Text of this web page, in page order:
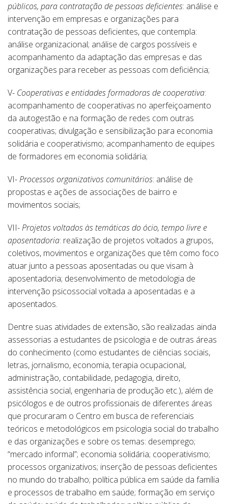
públicos, para contratação de pessoas deficientes: análise e
intervenção em empresas e organizações para
contratação de pessoas deficientes, que contempla:
análise organizacional; análise de cargos possíveis e
acompanhamento da adaptação das empresas e das
organizações para receber as pessoas com deficiência;
V- Cooperativas e entidades formadoras de cooperativa:
acompanhamento de cooperativas no aperfeiçoamento
da autogestão e na formação de redes com outras
cooperativas; divulgação e sensibilização para economia
solidária e cooperativismo; acompanhamento de equipes
de formadores em economia solidária;
VI-Processos organizativos comunitários: análise de
propostas e ações de associações de bairro e
movimentos sociais;
VII-Projetos voltados às temáticas do ócio, tempo livre e
aposentadoria: realização de projetos voltados a grupos,
coletivos, movimentos e organizações que têm como foco
atuar junto a pessoas aposentadas ou que visam à
aposentadoria; desenvolvimento de metodologia de
intervenção psicossocial voltada a aposentadas e a
aposentados.
Dentre suas atividades de extensão, são realizadas ainda
assessorias a estudantes de psicologia e de outras áreas
do conhecimento (como estudantes de ciências sociais,
letras, jornalismo, economia, terapia ocupacional,
administração, contabilidade, pedagogia, direito,
assistência social, engenharia de produção etc.), além de
psicólogos e de outros profissionais de diferentes áreas
que procuraram o Centro em busca de referenciais
teóricos e metodológicos em psicologia social do trabalho
e das organizações e sobre os temas: desemprego;
“mercado informal”; economia solidária; cooperativismo;
processos organizativos; inserção de pessoas deficientes
no mundo do trabalho; política pública em saúde da família
e processos de trabalho em saúde; formação em serviço